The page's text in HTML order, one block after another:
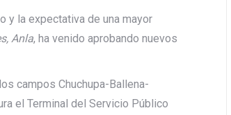
y la expectativa de una mayor
Anla, ha venido aprobando nuevos
campos Chuchupa-Ballena-
el Terminal del Servicio Público